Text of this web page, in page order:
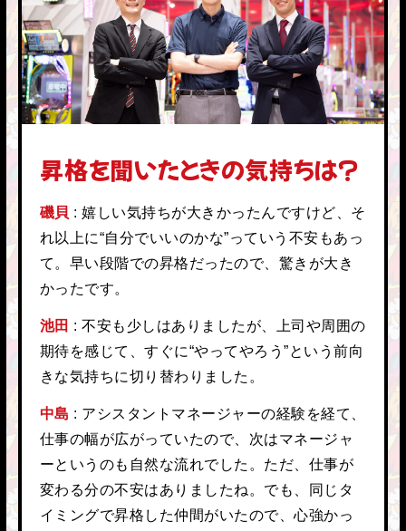
昇格を聞いたときの気持ちは？
磯貝
嬉しい気持ちが大きかったんですけど、そ
れ以上に“自分でいいのかな”っていう不安もあっ
て。早い段階での昇格だったので、驚きが大き
かったです。
池田
不安も少しはありましたが、上司や周囲の
期待を感じて、すぐに“やってやろう”という前向
きな気持ちに切り替わりました。
中島
アシスタントマネージャーの経験を経て、
仕事の幅が広がっていたので、次はマネージャ
ーというのも自然な流れでした。ただ、仕事が
変わる分の不安はありましたね。でも、同じタ
イミングで昇格した仲間がいたので、心強かっ